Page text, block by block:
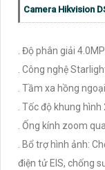
Camera Hikvision
. Độ phân giải
. Công nghệ
. Tầm xa hồng
. Tốc độ khung
. Ống kính zoom
. Bổ trợ hình ảnh:
điện tử EIS, chống